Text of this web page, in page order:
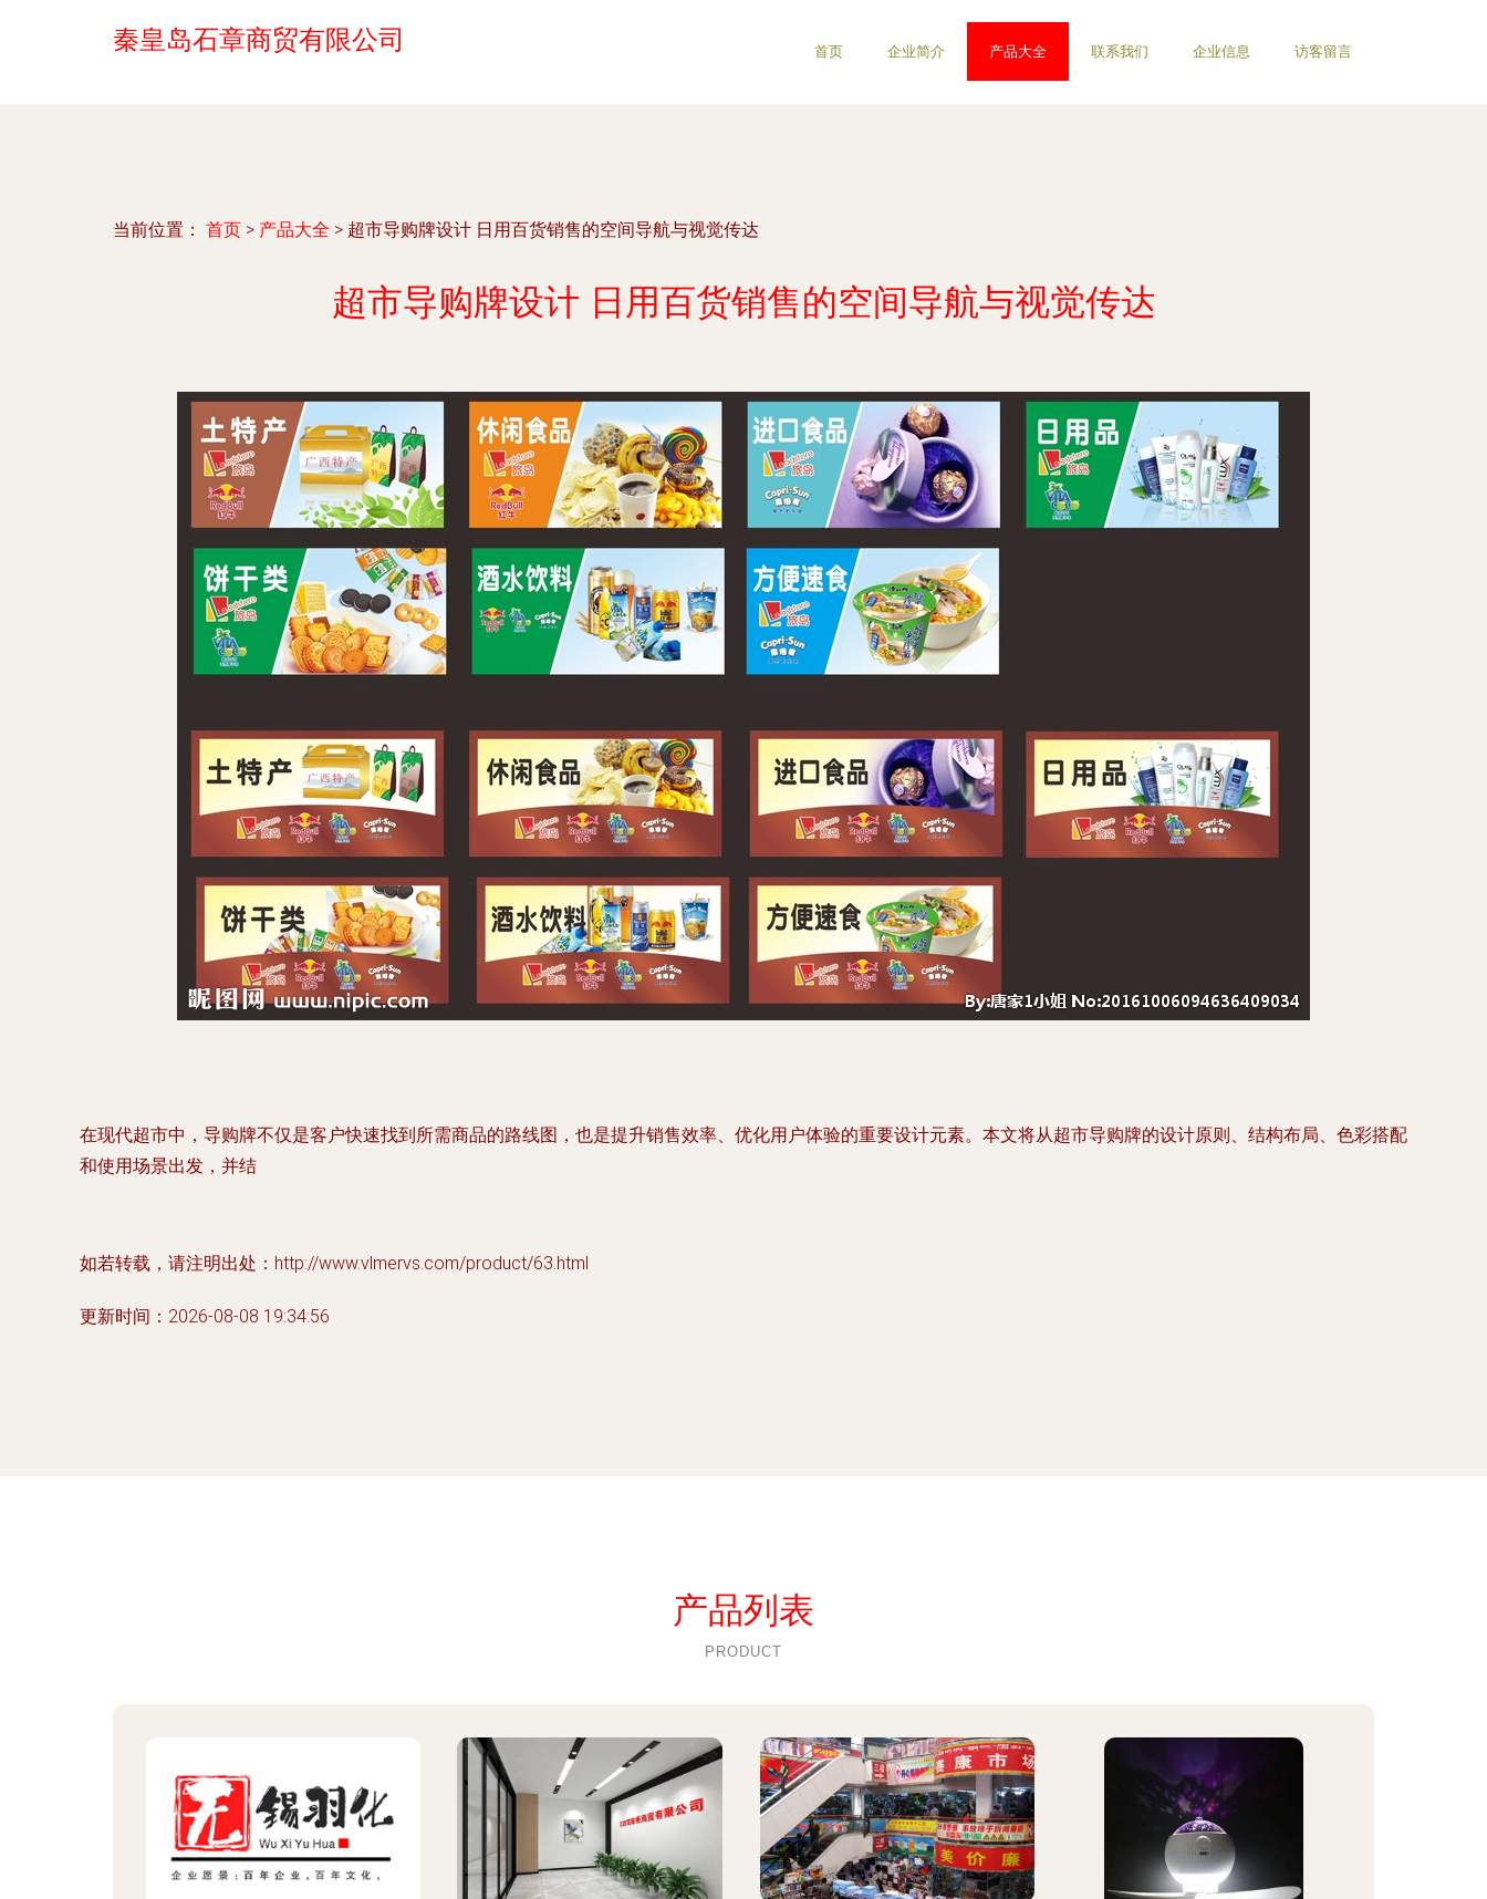
秦皇岛石章商贸有限公司 首页 企业简介 产品大全 联系我们 企业信息 访客留言
当前位置： 首页 > 产品大全 > 超市导购牌设计 日用百货销售的空间导航与视觉传达
超市导购牌设计 日用百货销售的空间导航与视觉传达
在现代超市中，导购牌不仅是客户快速找到所需商品的路线图，也是提升销售效率、优化用户体验的重要设计元素。本文将从超市导购牌的设计原则、结构布局、色彩搭配
和使用场景出发，并结
如若转载，请注明出处：http://www.vlmervs.com/product/63.html
更新时间：2026-08-08 19:34:56
产品列表
PRODUCT